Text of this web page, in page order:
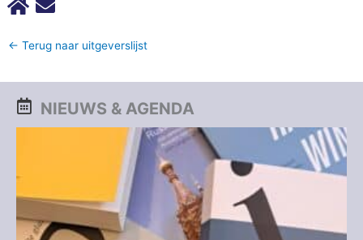
← Terug naar uitgeverslijst
NIEUWS & AGENDA